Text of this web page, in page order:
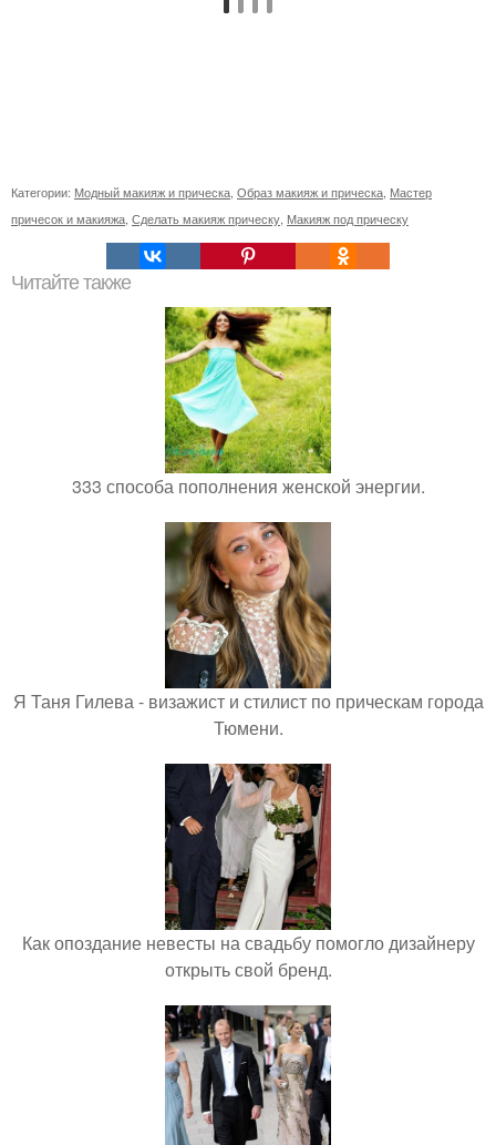
Категории: Модный макияж и прическа, Образ макияж и прическа, Мастер
причесок и макияжа, Сделать макияж прическу, Макияж под прическу
Читайте также
333 способа пополнения женской энергии.
Я Таня Гилева - визажист и стилист по прическам города
Тюмени.
Как опоздание невесты на свадьбу помогло дизайнеру
открыть свой бренд.